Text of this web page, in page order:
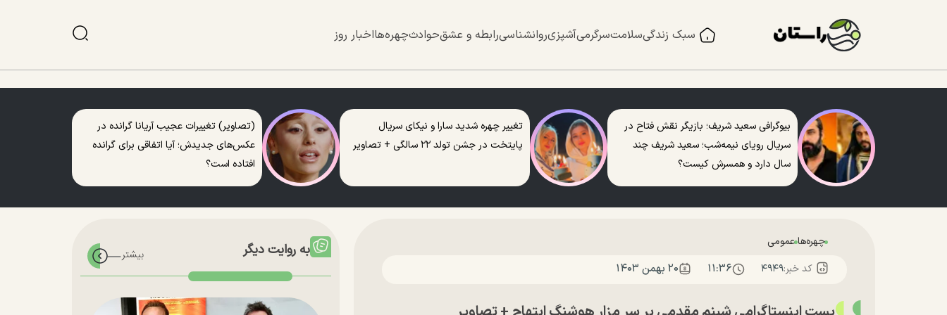
سبک زندگیسلامتسرگرمیآشپزیروانشناسیرابطه و عشقحوادثچهره‌هااخبار روز
بیوگرافی سعید شریف؛ بازیگر نقش فتاح در
سریال رویای نیمه‌شب؛ سعید شریف چند
سال دارد و همسرش کیست؟
تغییر چهره شدید سارا و نیکای سریال
پایتخت در جشن تولد ۲۲ سالگی + تصاویر
(تصاویر) تغییرات عجیب آریانا گرانده در
عکس‌های جدیدش؛ آیا اتفاقی برای گرانده
افتاده است؟
چهره‌هاعمومی
کد خبر:۴۹۴۹ ۱۱:۳۶ ۲۰ بهمن ۱۴۰۳
به روایت دیگر